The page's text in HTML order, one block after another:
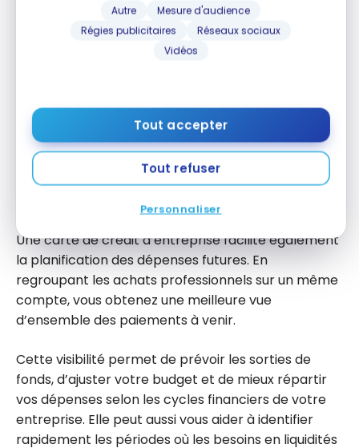
Autre
Mesure d'audience
Régies publicitaires
Réseaux sociaux
Vidéos
Tout accepter
Tout refuser
Personnaliser
opérationnelles. Cette marge de manœuvre
temporaire peut être particulièrement utile lorsque
les revenus varient d’un mois à l’autre.
complet avant l’échéance afin d’éviter les frais
d’intérêt et de préserver la santé financière de
l’entreprise.
Prévoir les dépenses à venir
Une carte de crédit d’entreprise facilite également
la planification des dépenses futures. En
regroupant les achats professionnels sur un même
compte, vous obtenez une meilleure vue
d’ensemble des paiements à venir.
Cette visibilité permet de prévoir les sorties de
fonds, d’ajuster votre budget et de mieux répartir
vos dépenses selon les cycles financiers de votre
entreprise. Elle peut aussi vous aider à identifier
rapidement les périodes où les besoins en liquidités